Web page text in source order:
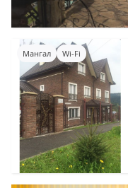
Мангал Wi-Fi